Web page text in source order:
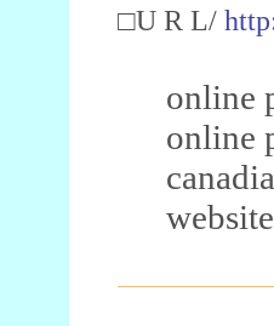
□U R L/
online
online